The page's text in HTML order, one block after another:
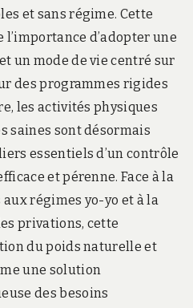
et sans régime. Cette
d’adopter une
un mode de vie centré sur
des programmes rigides
les activités physiques
saines sont désormais
essentiels d’un contrôle
et pérenne. Face à la
régimes yo-yo et à la
privations, cette
du poids naturelle et
une solution
des besoins